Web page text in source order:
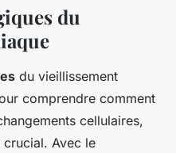
du
du vieillissement
comprendre comment
cellulaires,
Avec le